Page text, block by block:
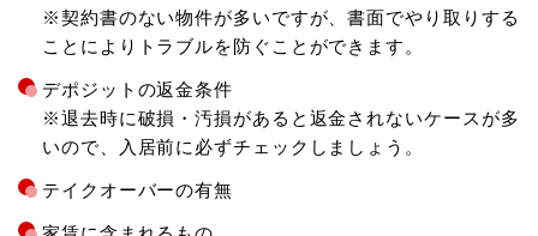
※契約書のない物件が多いですが、書面でやり取りする
ことによりトラブルを防ぐことができます。
デポジットの返金条件
※退去時に破損・汚損があると返金されないケースが多
いので、入居前に必ずチェックしましょう。
テイクオーバーの有無